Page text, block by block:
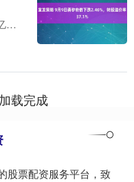
载完成
股票配资服务平台，致